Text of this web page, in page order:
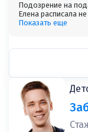
Подозрение на
Елена расписала
Показать еще